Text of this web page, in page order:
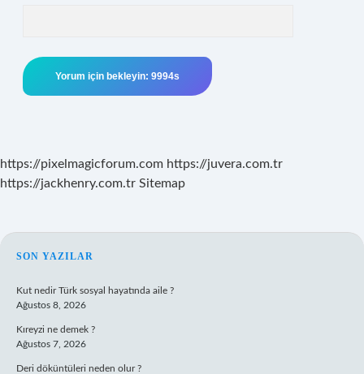
https://pixelmagicforum.com https://juvera.com.tr
https://jackhenry.com.tr Sitemap
SIDEBAR
SON YAZILAR
Kut nedir Türk sosyal hayatında aile ?
Ağustos 8, 2026
Kıreyzi ne demek ?
Ağustos 7, 2026
Deri döküntüleri neden olur ?